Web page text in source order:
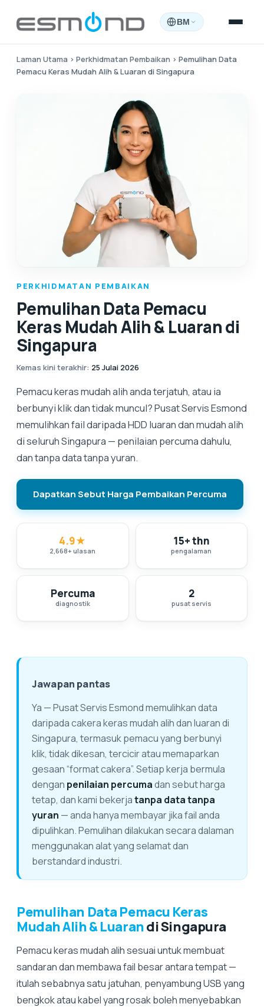
BM
Laman Utama › Perkhidmatan Pembaikan › Pemulihan Data
Pemacu Keras Mudah Alih & Luaran di Singapura
PERKHIDMATAN PEMBAIKAN
Pemulihan Data Pemacu
Keras Mudah Alih & Luaran di
Singapura
Kemas kini terakhir: 25 Julai 2026
Pemacu keras mudah alih anda terjatuh, atau ia
berbunyi klik dan tidak muncul? Pusat Servis Esmond
memulihkan fail daripada HDD luaran dan mudah alih
di seluruh Singapura — penilaian percuma dahulu,
dan tanpa data tanpa yuran.
Dapatkan Sebut Harga Pembaikan Percuma
4.9★
2,668+ulasan
15+ thn
pengalaman
Percuma
diagnostik
2
pusat servis
Jawapan pantas
Ya — Pusat Servis Esmond memulihkan data
daripada cakera keras mudah alih dan luaran di
Singapura, termasuk pemacu yang berbunyi
klik, tidak dikesan, tercicir atau memaparkan
gesaan “format cakera”. Setiap kerja bermula
dengan penilaian percumadan sebut harga
tetap, dan kami bekerjatanpa data tanpa
yuran — anda hanya membayar jika fail anda
dipulihkan. Pemulihan dilakukan secara dalaman
menggunakan alat yang selamat dan
berstandard industri.
Pemulihan Data Pemacu Keras
Mudah Alih & Luarandi Singapura
Pemacu keras mudah alih sesuai untuk membuat
sandaran dan membawa fail besar antara tempat —
itulah sebabnya satu jatuhan, penyambung USB yang
bengkok atau kabel yang rosak boleh menyebabkan